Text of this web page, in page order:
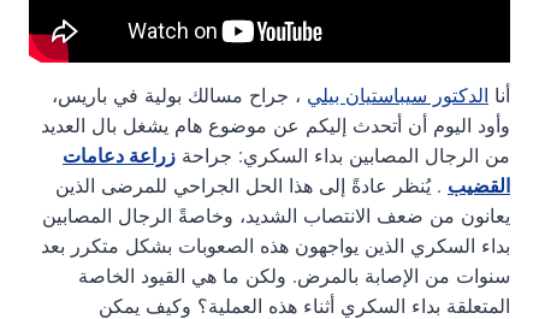
أنا الدكتور سيباستيان بيلي ، جراح مسالك بولية في باريس،
وأود اليوم أن أتحدث إليكم عن موضوع هام يشغل بال العديد
من الرجال المصابين بداء السكري: جراحة زراعة دعامات
القضيب . يُنظر عادةً إلى هذا الحل الجراحي للمرضى الذين
يعانون من ضعف الانتصاب الشديد، وخاصةً الرجال المصابين
بداء السكري الذين يواجهون هذه الصعوبات بشكل متكرر بعد
سنوات من الإصابة بالمرض. ولكن ما هي القيود الخاصة
المتعلقة بداء السكري أثناء هذه العملية؟ وكيف يمكن